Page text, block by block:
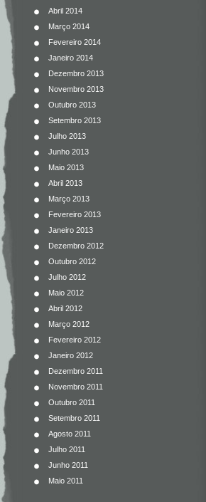
Abril 2014
Março 2014
Fevereiro 2014
Janeiro 2014
Dezembro 2013
Novembro 2013
Outubro 2013
Setembro 2013
Julho 2013
Junho 2013
Maio 2013
Abril 2013
Março 2013
Fevereiro 2013
Janeiro 2013
Dezembro 2012
Outubro 2012
Julho 2012
Maio 2012
Abril 2012
Março 2012
Fevereiro 2012
Janeiro 2012
Dezembro 2011
Novembro 2011
Outubro 2011
Setembro 2011
Agosto 2011
Julho 2011
Junho 2011
Maio 2011